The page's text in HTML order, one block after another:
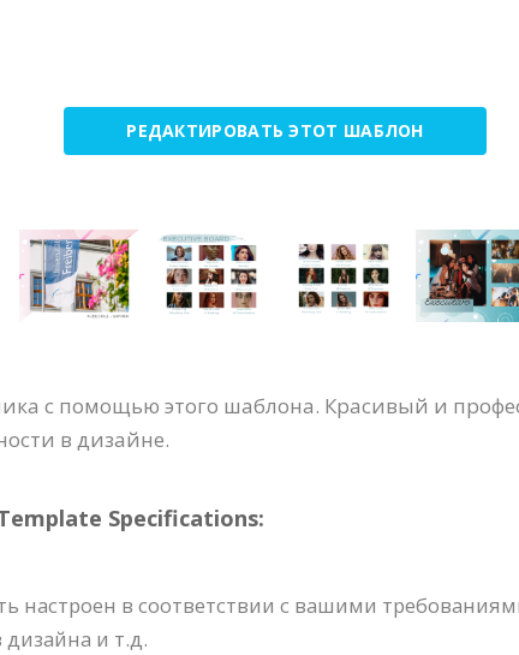
РЕДАКТИРОВАТЬ ЭТОТ ШАБЛОН
с помощью этого шаблона. Красивый и
в дизайне.
Specifications:
настроен в соответствии с вашими
и т.д.